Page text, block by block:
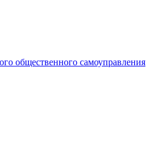
общественного самоуправления